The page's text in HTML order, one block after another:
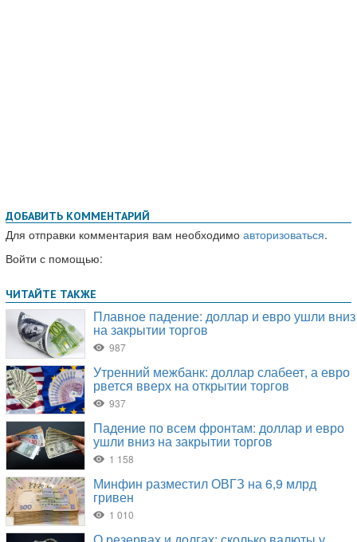
ДОБАВИТЬ КОММЕНТАРИЙ
Для отправки комментария вам необходимо авторизоваться.
Войти с помощью: